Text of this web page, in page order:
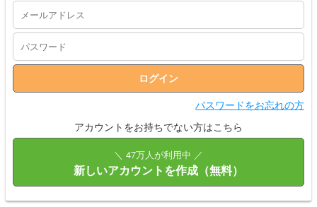
パスワードをお忘れの方
アカウントをお持ちでない方はこちら
＼ 47万人が利用中 ／
新しいアカウントを作成（無料）